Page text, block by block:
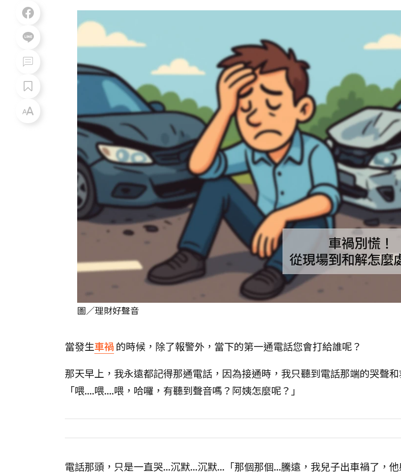
圖／理財好聲音
當發生車禍 的時候，除了報警外，當下的第一通電話您會打給誰呢？
那天早上，我永遠都記得那通電話，因為接通時，我只聽到電話那端的哭聲
「喂....喂....喂，哈囉，有聽到聲音嗎？阿姨怎麼呢？」
電話那頭，只是一直哭...沉默...沉默...「那個那個...騰遠，我兒子出車禍了，